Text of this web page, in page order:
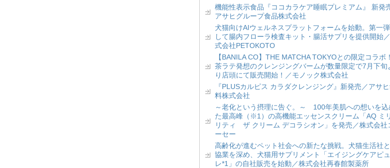
機能性表示食品『ココカラケア睡眠プレミアム』 新発
アサヒグループ食品株式会社
犬猫向けAIウェルネスプラットフォームを始動。第一弾
して腸内フローラ検査キット・腸活サプリを提供開始
式会社PETOKOTO
【BANILA CO】THE MATCHA TOKYOとの限定コラボ
茶ラテ発想のクレンジングバームが数量限定で7月下旬
り店頭にて販売開始！／モノック株式会社
『PLUSカルピス カラダクレンジング』新発売／アサ
料株式会社
～老化という摂理に告ぐ。～ 100年美肌への想いを込
た最高峰（※1）の高機能エッセンスクリーム「AQ ミ
リティ ザ クリーム デコラシオン」を発売／株式会社
ーセー
高齢化が進むペット社会への新たな挑戦。犬猫生活社
協業を深め、犬猫用サプリメント「エイジングケアピ
レ*1」の自社販売を始動／株式会社再春館製薬所